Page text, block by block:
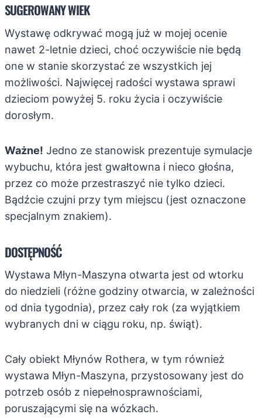
SUGEROWANY WIEK
Wystawę odkrywać mogą już w mojej ocenie
nawet 2-letnie dzieci, choć oczywiście nie będą
one w stanie skorzystać ze wszystkich jej
możliwości. Najwięcej radości wystawa sprawi
dzieciom powyżej 5. roku życia i oczywiście
dorosłym.
Ważne! Jedno ze stanowisk prezentuje symulacje
wybuchu, która jest gwałtowna i nieco głośna,
przez co może przestraszyć nie tylko dzieci.
Bądźcie czujni przy tym miejscu (jest oznaczone
specjalnym znakiem).
DOSTĘPNOŚĆ
Wystawa Młyn-Maszyna otwarta jest od wtorku
do niedzieli (różne godziny otwarcia, w zależności
od dnia tygodnia), przez cały rok (za wyjątkiem
wybranych dni w ciągu roku, np. świąt).
Cały obiekt Młynów Rothera, w tym również
wystawa Młyn-Maszyna, przystosowany jest do
potrzeb osób z niepełnosprawnościami,
poruszającymi się na wózkach.